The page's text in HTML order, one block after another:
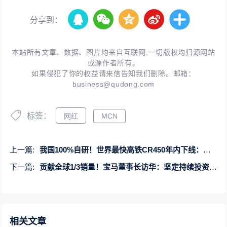
分享到：
本站所有文章、数据、图片均来自互联网,一切版权均归源网站
或源作者所有。
如果侵犯了你的权益请来信告知我们删除。邮箱：
business@qudong.com
标签： 网红 MCN
上一篇:
我国100%自研！世界最快高铁CR450年内下线：时速400公里
下一篇:
贡献全球1/3销量！宝马董事长访华：坚定持续投资中国
相关文章